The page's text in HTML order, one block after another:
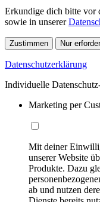
Erkundige dich bitte vor
sowie in unserer
Zustimmen Nur
Datenschutzerklärung
Individuelle
Marketing per
Mit deiner
unserer Website
Produkte. Dazu
ab und nutzen